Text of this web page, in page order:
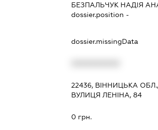
БЕЗПАЛЬЧУК НАДІЯ
dossier.position -
dossier.missingData
22436, ВІННИЦЬКА
ВУЛИЦЯ ЛЕНІНА, 84
0 грн.